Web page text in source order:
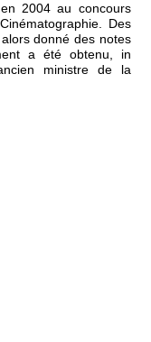
2004 au concours
Des
donné des notes
a été obtenu, in
ministre de la